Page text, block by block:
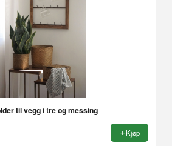
til vegg i tre og messing
Kjøp